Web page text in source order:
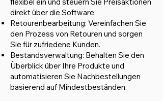
direkt über die Software.
Retourenbearbeitung: Vereinfachen Sie
den Prozess von Retouren und sorgen
Sie für zufriedene Kunden.
Bestandsverwaltung: Behalten Sie den
Überblick über Ihre Produkte und
automatisieren Sie Nachbestellungen
basierend auf Mindestbeständen.